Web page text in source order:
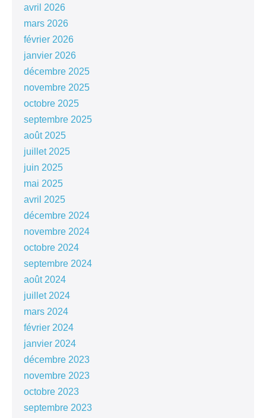
avril 2026
mars 2026
février 2026
janvier 2026
décembre 2025
novembre 2025
octobre 2025
septembre 2025
août 2025
juillet 2025
juin 2025
mai 2025
avril 2025
décembre 2024
novembre 2024
octobre 2024
septembre 2024
août 2024
juillet 2024
mars 2024
février 2024
janvier 2024
décembre 2023
novembre 2023
octobre 2023
septembre 2023